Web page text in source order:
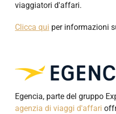
viaggiatori d'affari.
Clicca qui per informazioni
Egencia, parte del gruppo
agenzia di viaggi d'affari